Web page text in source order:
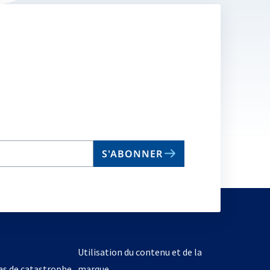
S'ABONNER
Utilisation du contenu et de la